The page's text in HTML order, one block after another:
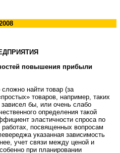
повышения прибыли
найти товар (за
товаров, например, таких
бы, или очень слабо
определения такой
эластичности спроса по
посвященных вопросам
указанная зависимость
учет связи между ценой и
при планировании